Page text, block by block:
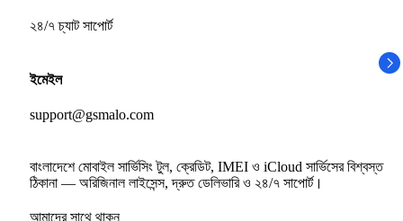
২৪/৭ চ্যাট সাপোর্ট
ইমেইল
support@gsmalo.com
বাংলাদেশে মোবাইল সার্ভিসিং টুল, ক্রেডিট, IMEI ও iCloud সার্ভিসের বিশ্বস্ত
ঠিকানা — অরিজিনাল লাইসেন্স, দ্রুত ডেলিভারি ও ২৪/৭ সাপোর্ট।
আমাদের সাথে থাকুন